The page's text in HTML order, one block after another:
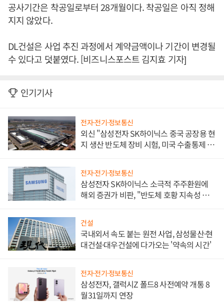
공사기간은 착공일로부터 28개월이다. 착공일은 아직 정해
지지 않았다.
DL건설은 사업 추진 과정에서 계약금액이나 기간이 변경될
수 있다고 덧붙였다. [비즈니스포스트 김지효 기자]
인기기사
전자·전기·정보통신
외신 "삼성전자 SK하이닉스 중국 공장용 현
지 생산 반도체 장비 시험, 미국 수출통제 대
전자·전기·정보통신
삼성전자 SK하이닉스 소극적 주주환원에
해외 증권가 비판, "반도체 호황 지속성 의
건설
국내외서 속도 붙는 원전 사업, 삼성물산·현
대건설·대우건설에 다가오는 '약속의 시간'
전자·전기·정보통신
삼성전자, 갤럭시Z 폴드8 사전예약 개통 8
월31일까지 연장